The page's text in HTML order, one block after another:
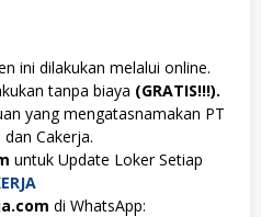
ini dilakukan melalui online.
tanpa biaya (GRATIS!!!).
yang mengatasnamakan PT
Cakerja.
untuk Update Loker Setiap
di WhatsApp: